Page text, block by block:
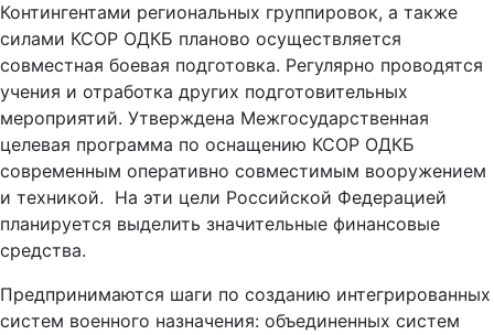
Контингентами региональных группировок, а также
силами КСОР ОДКБ планово осуществляется
совместная боевая подготовка. Регулярно проводятся
учения и отработка других подготовительных
мероприятий. Утверждена Межгосударственная
целевая программа по оснащению КСОР ОДКБ
современным оперативно совместимым вооружением
и техникой. На эти цели Российской Федерацией
планируется выделить значительные финансовые
средства.
Предпринимаются шаги по созданию интегрированных
систем военного назначения: объединенных систем